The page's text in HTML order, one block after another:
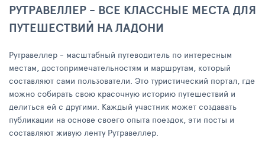
РУТРАВЕЛЛЕР - ВСЕ КЛАССНЫЕ МЕСТА ДЛЯ
ПУТЕШЕСТВИЙ НА ЛАДОНИ
Рутравеллер - масштабный путеводитель по интересным
местам, достопримечательностям и маршрутам, который
составляют сами пользователи. Это туристический портал, где
можно собирать свою красочную историю путешествий и
делиться ей с другими. Каждый участник может создавать
публикации на основе своего опыта поездок, эти посты и
составляют живую ленту Рутравеллер.